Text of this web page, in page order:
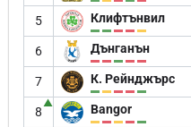
5 Клифтънвил
6 Дънганън
7 К. Рейнджърс
8
▲ Bangor